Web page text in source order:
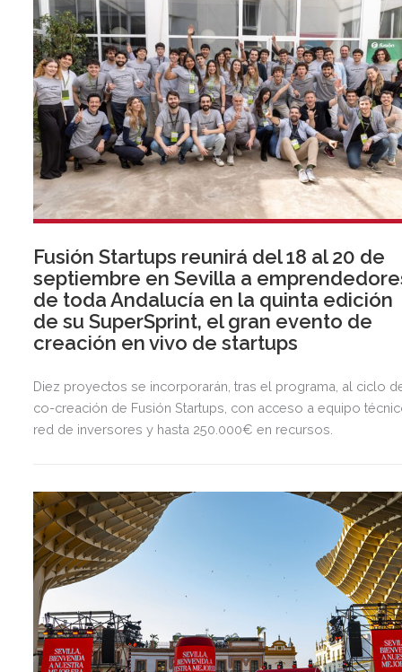
Fusión Startups reunirá del 18 al 20 de
septiembre en Sevilla a
de toda Andalucía en la quinta edición
de su SuperSprint, el gran evento de
creación en vivo de startups
Diez proyectos se incorporarán, tras el programa, al ciclo
co-creación de Fusión Startups, con acceso a equipo
red de inversores y hasta 250.000€ en recursos.